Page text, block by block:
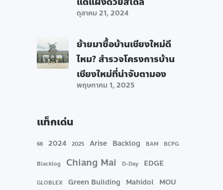
ตุลาคม 21, 2024
ย้ายมาซื้อบ้านเชียงใหม่ดี
ไหม? สำรวจโครงการบ้าน
เชียงใหม่ที่น่าจับตามอง
พฤษภาคม 1, 2025
แท็กเด่น
68 2024 2025 Arise Backlog BAM BCPG
Blacklog Chiang Mai D-Day EDGE
GLOBLEX Green Building Mahidol MOU